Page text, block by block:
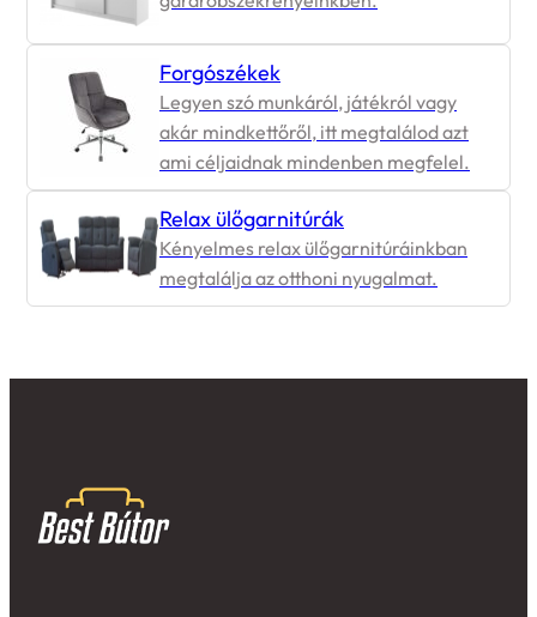
Forgószékek
Legyen szó munkáról, játékról vagy
akár mindkettőről, itt megtalálod azt
ami céljaidnak mindenben megfelel.
Relax ülőgarnitúrák
Kényelmes relax ülőgarnitúráinkban
megtalálja az otthoni nyugalmat.